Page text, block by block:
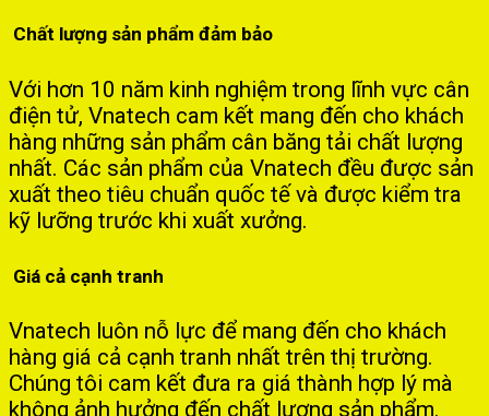
Chất lượng sản phẩm đảm bảo
Với hơn 10 năm kinh nghiệm trong lĩnh vực cân
điện tử, Vnatech cam kết mang đến cho khách
hàng những sản phẩm cân băng tải chất lượng
nhất. Các sản phẩm của Vnatech đều được sản
xuất theo tiêu chuẩn quốc tế và được kiểm tra
kỹ lưỡng trước khi xuất xưởng.
Giá cả cạnh tranh
Vnatech luôn nỗ lực để mang đến cho khách
hàng giá cả cạnh tranh nhất trên thị trường.
Chúng tôi cam kết đưa ra giá thành hợp lý mà
không ảnh hưởng đến chất lượng sản phẩm.